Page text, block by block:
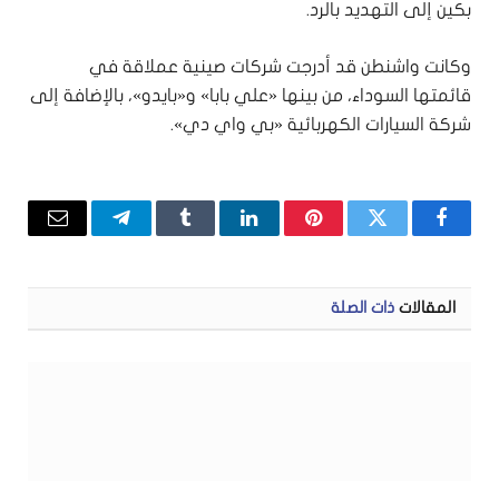
بكين إلى التهديد بالرد.
وكانت واشنطن قد أدرجت شركات صينية عملاقة في
قائمتها السوداء، من بينها «علي بابا» و«بايدو»، بالإضافة إلى
شركة السيارات الكهربائية «بي واي دي».
فيسبوكتويتر بينتيريستلينكدإنTumblrتيلقرامالبريد
المقالات ذات الصلة